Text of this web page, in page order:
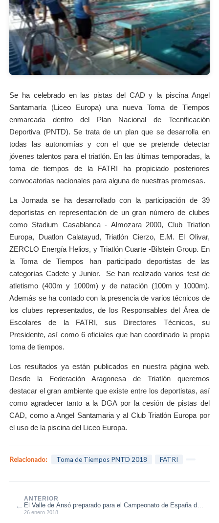
Se ha celebrado en las pistas del CAD y la piscina Angel
Santamaría (Liceo Europa) una nueva Toma de Tiempos
enmarcada dentro del Plan Nacional de Tecnificación
Deportiva (PNTD). Se trata de un plan que se desarrolla en
todas las autonomías y con el que se pretende detectar
jóvenes talentos para el triatlón. En las últimas temporadas, la
toma de tiempos de la FATRI ha propiciado posteriores
convocatorias nacionales para alguna de nuestras promesas.
La Jornada se ha desarrollado con la participación de 39
deportistas en representación de un gran número de clubes
como Stadium Casablanca - Almozara 2000, Club Triatlon
Europa, Duatlon Calatayud, Triatlón Cierzo, E.M. El Olivar,
ZERCLO Energía Helios, y Triatlón Cuarte -Bilstein Group. En
la Toma de Tiempos han participado deportistas de las
categorías Cadete y Junior. Se han realizado varios test de
atletismo (400m y 1000m) y de natación (100m y 1000m).
Además se ha contado con la presencia de varios técnicos de
los clubes representados, de los Responsables del Área de
Escolares de la FATRI, sus Directores Técnicos, su
Presidente, así como 6 oficiales que han coordinado la propia
toma de tiempos.
Los resultados ya están publicados en nuestra página web.
Desde la Federación Aragonesa de Triatlón queremos
destacar el gran ambiente que existe entre los deportistas, así
como agradecer tanto a la DGA por la cesión de pistas del
CAD, como a Angel Santamaria y al Club Triatlón Europa por
el uso de la piscina del Liceo Europa.
Relacionado: Toma de Tiempos PNTD 2018 FATRI
←
ANTERIOR
El Valle de Ansó preparado para el Campeonato de España de
Triatlón de Invierno ...
26 enero 2018